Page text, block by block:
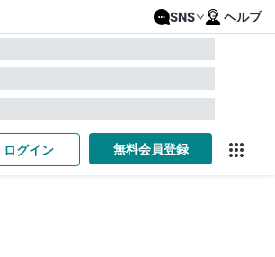
SNS ヘルプ
ログイン 無料会員登録